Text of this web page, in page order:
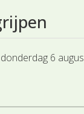
6